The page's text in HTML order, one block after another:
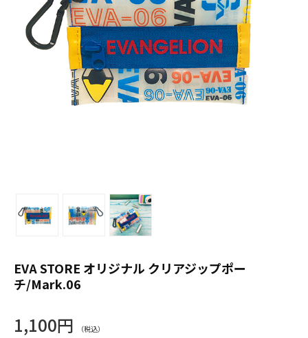
EVA STORE オリジナル クリアジップポー
チ/Mark.06
1,100円